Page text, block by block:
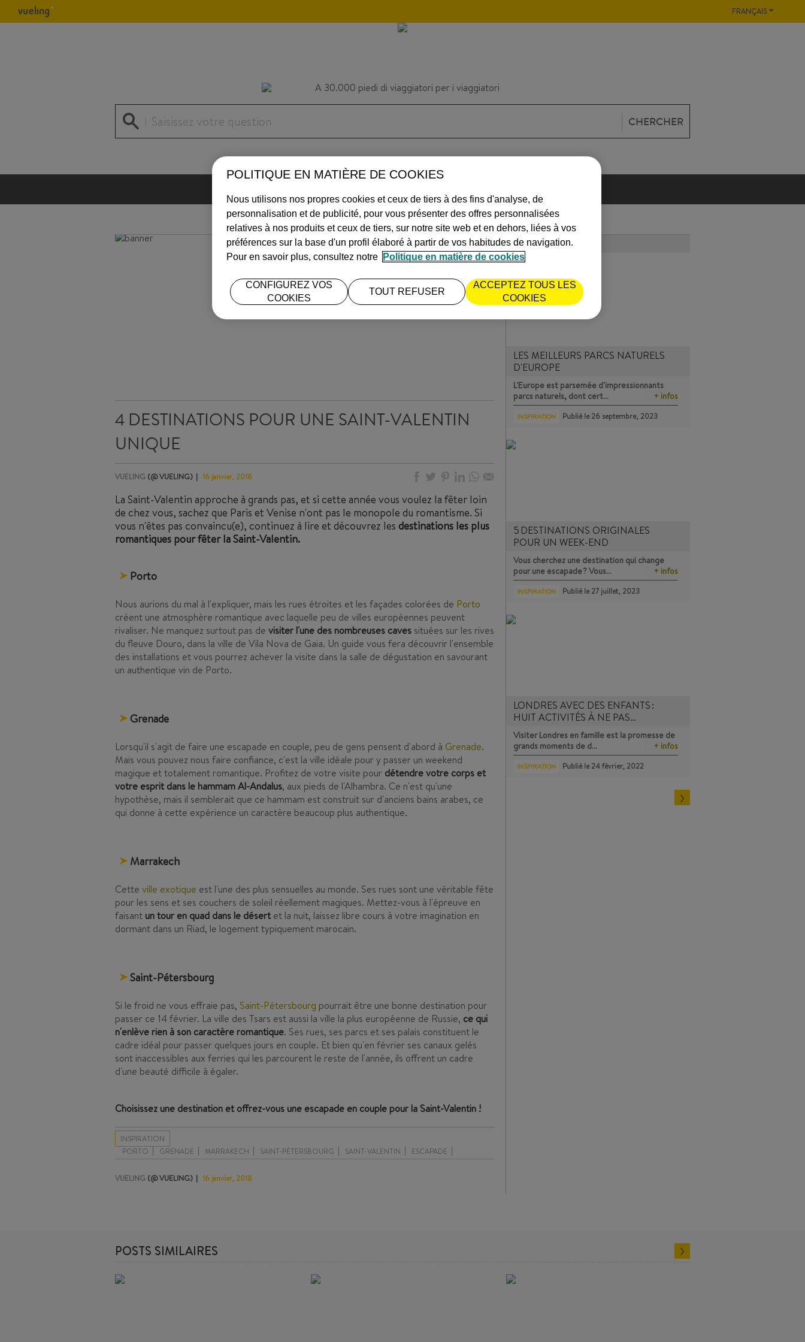
FRANÇAIS
Saisissez votre question CHERCHER
4 DESTINATIONS POUR UNE SAINT-VALENTIN
UNIQUE
VUELING (@ VUELING) 16 janvier, 2018
La Saint-Valentin approche à grands pas, et si cette année vous voulez la fêter loin
de chez vous, sachez que Paris et Venise n'ont pas le monopole du romantisme. Si
vous n'êtes pas convaincu(e), continuez à lire et découvrez les destinations les plus
romantiques pour fêter la Saint-Valentin.
Porto
Nous aurions du mal à l'expliquer, mais les rues étroites et les façades colorées de Porto
créent une atmosphère romantique avec laquelle peu de villes européennes peuvent
rivaliser. Ne manquez surtout pas de visiter l'une des nombreuses caves situées sur les rives
du fleuve Douro, dans la ville de Vila Nova de Gaia. Un guide vous fera découvrir l'ensemble
des installations et vous pourrez achever la visite dans la salle de dégustation en savourant
un authentique vin de Porto.
Grenade
Lorsqu'il s'agit de faire une escapade en couple, peu de gens pensent d'abord à Grenade.
Mais vous pouvez nous faire confiance, c'est la ville idéale pour y passer un weekend
magique et totalement romantique. Profitez de votre visite pour détendre votre corps et
votre esprit dans le hammam Al-Andalus, aux pieds de l'Alhambra. Ce n'est qu'une
hypothèse, mais il semblerait que ce hammam est construit sur d'anciens bains arabes, ce
qui donne à cette expérience un caractère beaucoup plus authentique.
Marrakech
Cette ville exotique est l'une des plus sensuelles au monde. Ses rues sont une véritable fête
pour les sens et ses couchers de soleil réellement magiques. Mettez-vous à l'épreuve en
faisant un tour en quad dans le désertet la nuit, laissez libre cours à votre imagination en
dormant dans un Riad, le logement typiquement marocain.
Saint-Pétersbourg
Si le froid ne vous effraie pas, Saint-Pétersbourg pourrait être une bonne destination pour
passer ce 14 février. La ville des Tsars est aussi la ville la plus européenne de Russie, ce qui
n'enlève rien à son caractère romantique. Ses rues, ses parcs et ses palais constituent le
cadre idéal pour passer quelques jours en couple. Et bien qu'en février ses canaux gelés
sont inaccessibles aux ferries qui les parcourent le reste de l'année, ils offrent un cadre
d'une beauté difficile à égaler.
Choisissez une destination et offrez-vous une escapade en couple pour la Saint-Valentin !
INSPIRATION
PORTO
GRENADE MARRAKECH SAINT-PÉTERSBOURG SAINT-VALENTIN ESCAPADE
VUELING (@ VUELING) 16 janvier, 2018
LE PLUS LU
LES MEILLEURS PARCS NATURELS
D'EUROPE
L'Europe est parsemée d'impressionnants
parcs naturels, dont cert…
+ infos
INSPIRATION Publié le26 septembre, 2023
5 DESTINATIONS ORIGINALES
POUR UN WEEK-END
Vous cherchez une destination qui change
pour une escapade ? Vous…
+ infos
INSPIRATION Publié le27 juillet, 2023
LONDRES AVEC DES ENFANTS :
HUIT ACTIVITÉS À NE PAS…
Visiter Londres en famille est la promesse de
grands moments de d…
+ infos
INSPIRATION Publié le24 février, 2022
POSTS SIMILAIRES
POLITIQUE EN MATIÈRE DE COOKIES
Nous utilisons nos propres cookies et ceux de tiers à des fins d'analyse, de
personnalisation et de publicité, pour vous présenter des offres personnalisées
relatives à nos produits et ceux de tiers, sur notre site web et en dehors, liées à vos
préférences sur la base d'un profil élaboré à partir de vos habitudes de navigation.
Pour en savoir plus, consultez notre
Politique en matière de cookies
TOUT REFUSER
ACCEPTEZ TOUS LES
COOKIES
CONFIGUREZ VOS
COOKIES